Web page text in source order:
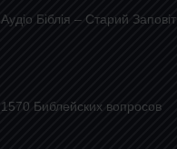
Аудіо Біблія – Старий Заповіт
1570 Библейских вопросов